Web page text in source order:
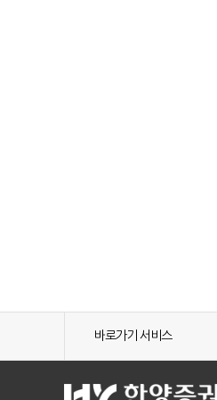
바로가기 서비스